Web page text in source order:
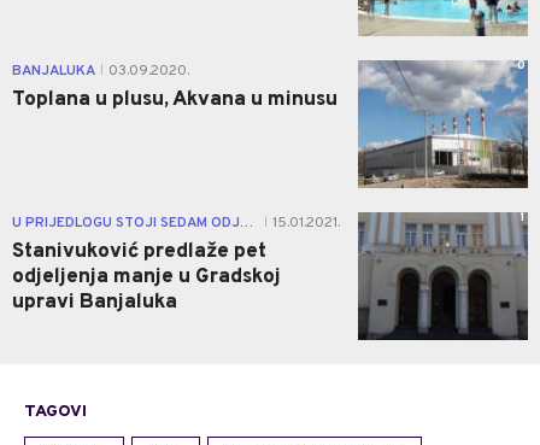
BANJALUKA 03.09.2020.
Toplana u plusu, Akvana u minusu
0
U PRIJEDLOGU STOJI SEDAM ODJELJENJA 15.01.2021.
Stanivuković predlaže pet
odjeljenja manje u Gradskoj
upravi Banjaluka
1
TAGOVI